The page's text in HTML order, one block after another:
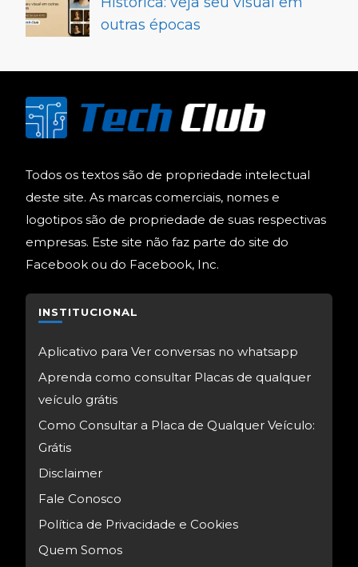
outras épocas
Todos os textos são de propriedade intelectual
deste site. As marcas comerciais, nomes e
logotipos são de propriedade de suas respectivas
empresas. Este site não faz parte do site do
Facebook ou do Facebook, Inc.
INSTITUCIONAL
Aplicativo para Ver conversas no whatsapp
Aprenda como consultar Placas de qualquer
veículo grátis
Como Consultar a Placa de Qualquer Veículo:
Grátis
Disclaimer
Fale Conosco
Política de Privacidade e Cookies
Quem Somos